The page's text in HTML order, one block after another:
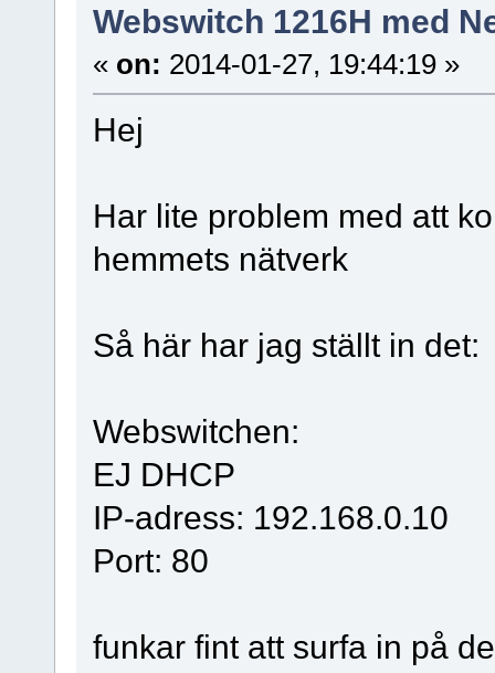
Webswitch 1216H med
« on: 2014-01-27, 19:44:19 »
Hej
Har lite problem med att
hemmets nätverk
Så här har jag ställt in det:
Webswitchen:
EJ DHCP
IP-adress: 192.168.0.10
Port: 80
funkar fint att surfa in på